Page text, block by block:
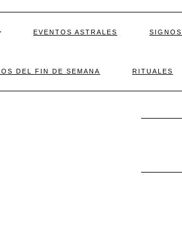
EVENTOS ASTRALES SIGNOS
DEL FIN DE SEMANA RITUALES